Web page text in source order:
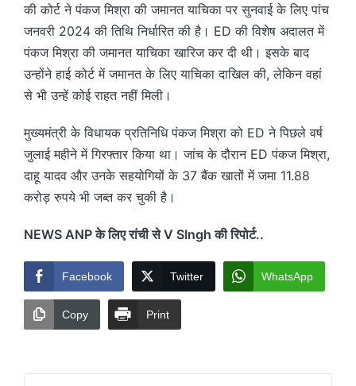
की कोर्ट ने पंकज मिश्रा की जमानत याचिका पर सुनवाई के लिए पांच
जनवरी 2024 की तिथि निर्धारित की है। ED की विशेष अदालत में
पंकज मिश्रा की जमानत याचिका खारिज कर दी थी। इसके बाद
उन्होंने हाई कोर्ट में जमानत के लिए याचिका दाखिल की, लेकिन वहां
से भी उन्हें कोई राहत नहीं मिली।
मुख्यमंत्री के विधायक प्रतिनिधि पंकज मिश्रा को ED ने पिछले वर्ष
जुलाई महीने में गिरफ्तार किया था। जांच के दौरान ED पंकज मिश्रा,
दाहू यादव और उनके सहयोगियों के 37 बैंक खातों में जमा 11.88
करोड़ रुपये भी जब्त कर चुकी है।
NEWS ANP के लिए रांची से V SIngh की रिपोर्ट..
Facebook Twitter WhatsApp
Copy Print